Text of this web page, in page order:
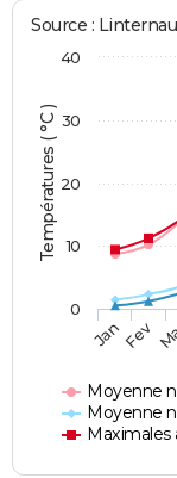
Températures ( °C )
Source :
Moyenne
Moyenne
JanFev
0
10
20
30
40